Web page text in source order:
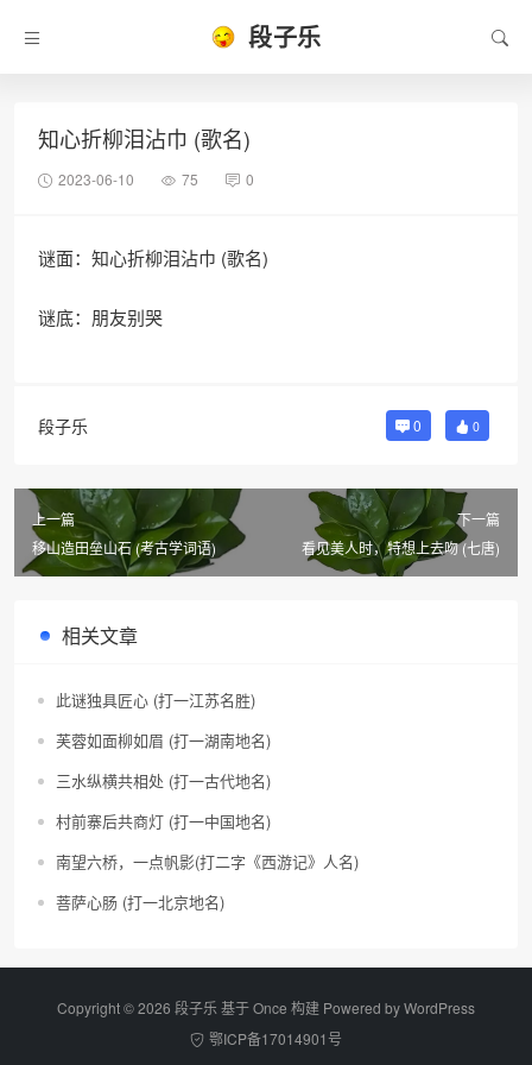
段子乐
知心折柳泪沾巾 (歌名)
2023-06-10 75 0
谜面：知心折柳泪沾巾 (歌名)
谜底：朋友别哭
段子乐 0 0
上一篇
移山造田垒山石 (考古学词语)
下一篇
看见美人时，特想上去吻 (七唐)
相关文章
此谜独具匠心 (打一江苏名胜)
芙蓉如面柳如眉 (打一湖南地名)
三水纵横共相处 (打一古代地名)
村前寨后共商灯 (打一中国地名)
南望六桥，一点帆影(打二字《西游记》人名)
菩萨心肠 (打一北京地名)
Copyright © 2026 段子乐 基于 Once 构建 Powered byWordPress
鄂ICP备17014901号